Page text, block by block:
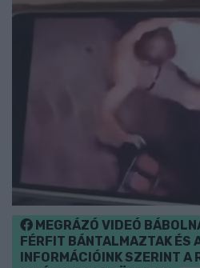
MEGRÁZÓ VIDEÓ
FÉRFIT BÁNTALMAZTAK ÉS
INFORMÁCIÓINK SZERINT A